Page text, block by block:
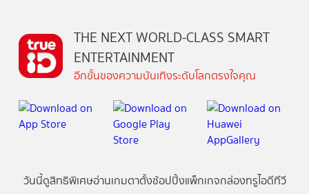
THE NEXT WORLD-CLASS SMART
ENTERTAINMENT
อีกขั้นของความบันเทิงระดับโลกตรงใจคุณ
วันนี้ดูสิทธิพิเศษอ่านเกมตาตั้งช้อปปิ้งแพ็กเกจกล่องทรูไอดีทีวี